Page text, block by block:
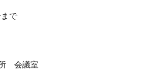
で
会議室